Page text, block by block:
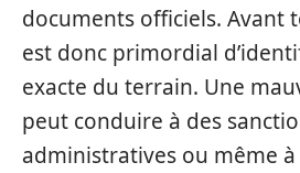
documents officiels. Avant
est donc primordial
exacte du terrain. Une
peut conduire à des
administratives ou même à